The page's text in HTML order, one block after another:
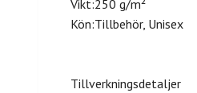
Vikt:250 g/m²
Kön:Tillbehör, Unisex
Tillverkningsdetaljer